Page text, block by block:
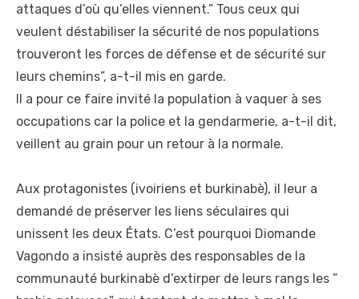
attaques d’où qu’elles viennent.” Tous ceux qui
veulent déstabiliser la sécurité de nos populations
trouveront les forces de défense et de sécurité sur
leurs chemins”, a-t-il mis en garde.
Il a pour ce faire invité la population à vaquer à ses
occupations car la police et la gendarmerie, a-t-il dit,
veillent au grain pour un retour à la normale.
Aux protagonistes (ivoiriens et burkinabè), il leur a
demandé de préserver les liens séculaires qui
unissent les deux États. C’est pourquoi Diomande
Vagondo a insisté auprès des responsables de la
communauté burkinabè d’extirper de leurs rangs les ”